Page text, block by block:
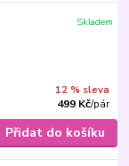
12 % sleva
499 Kč/pár
Skladem
Přidat do košíku